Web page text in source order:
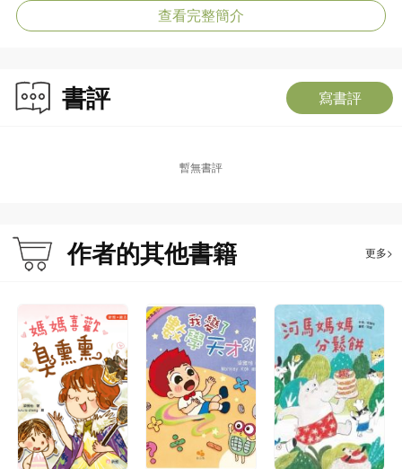
查看完整簡介
書評 寫書評
暫無書評
作者的其他書籍 更多>